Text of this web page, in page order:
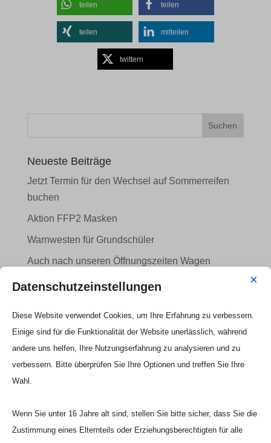
teilen teilen
teilen mitteilen
twittern
Neueste Beiträge
Jetzt Termin für den Wechsel auf Sommerreifen
buchen
Aktion FFP2 Masken
Warnwesten für Grundschüler
Auch nach unseren Öffnungszeiten Wagen
Kategorien
Allgemeines
Uncategorized
Datenschutzeinstellungen ×
Diese Website verwendet Cookies, um Ihre Erfahrung zu verbessern.
Einige sind für die Funktionalität der Website unerlässlich, während
andere uns helfen, Ihre Nutzungserfahrung zu analysieren und zu
verbessern. Bitte überprüfen Sie Ihre Optionen und treffen Sie Ihre
Wahl.
Wenn Sie unter 16 Jahre alt sind, stellen Sie bitte sicher, dass Sie die
Zustimmung eines Elternteils oder Erziehungsberechtigten für alle